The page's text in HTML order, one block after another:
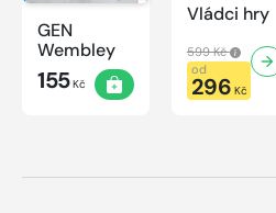
GEN
Wembley
155Kč
Vládci hry
599 Kč
od
296 Kč